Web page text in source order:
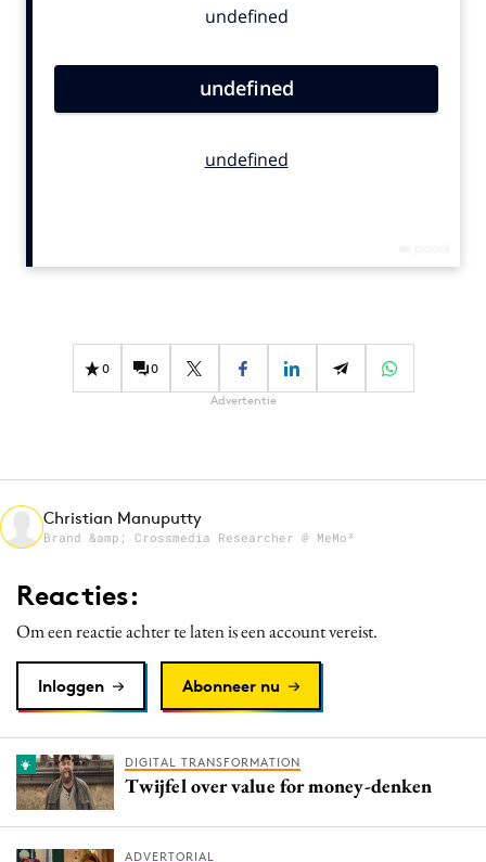
Artificial Intelligence
Influencer marketing
Interne communicatie
Martech
Media
Programmatic
Purpose Marketing
Reputatie & crisis
0 0
Advertentie
Christian Manuputty
Brand &amp; Crossmedia Researcher @ MeMo²
Reacties:
Om een reactie achter te laten is een account vereist.
Inloggen Abonneer nu
DIGITAL TRANSFORMATION
Twijfel over value for money-denken
ADVERTORIAL